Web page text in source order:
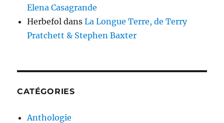
Elena Casagrande
Herbefol dansLa Longue Terre, de Terry
Pratchett & Stephen Baxter
CATÉGORIES
Anthologie